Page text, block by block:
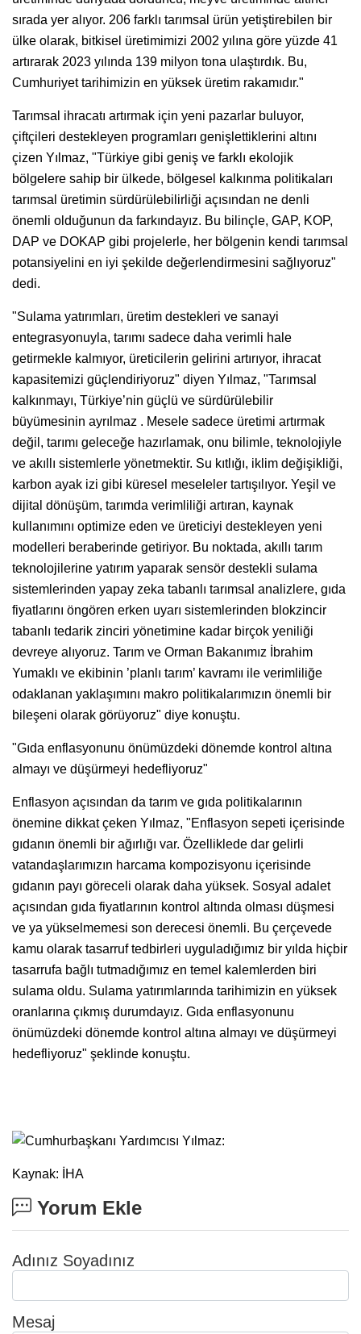
sırada yer alıyor. 206 farklı tarımsal ürün yetiştirebilen bir
ülke olarak, bitkisel üretimimizi 2002 yılına göre yüzde 41
artırarak 2023 yılında 139 milyon tona ulaştırdık. Bu,
Cumhuriyet tarihimizin en yüksek üretim rakamıdır."
Tarımsal ihracatı artırmak için yeni pazarlar buluyor,
çiftçileri destekleyen programları genişlettiklerini altını
çizen Yılmaz, "Türkiye gibi geniş ve farklı ekolojik
bölgelere sahip bir ülkede, bölgesel kalkınma politikaları
tarımsal üretimin sürdürülebilirliği açısından ne denli
önemli olduğunun da farkındayız. Bu bilinçle, GAP, KOP,
DAP ve DOKAP gibi projelerle, her bölgenin kendi tarımsal
potansiyelini en iyi şekilde değerlendirmesini sağlıyoruz"
dedi.
"Sulama yatırımları, üretim destekleri ve sanayi
entegrasyonuyla, tarımı sadece daha verimli hale
getirmekle kalmıyor, üreticilerin gelirini artırıyor, ihracat
kapasitemizi güçlendiriyoruz" diyen Yılmaz, "Tarımsal
kalkınmayı, Türkiye’nin güçlü ve sürdürülebilir
büyümesinin ayrılmaz . Mesele sadece üretimi artırmak
değil, tarımı geleceğe hazırlamak, onu bilimle, teknolojiyle
ve akıllı sistemlerle yönetmektir. Su kıtlığı, iklim değişikliği,
karbon ayak izi gibi küresel meseleler tartışılıyor. Yeşil ve
dijital dönüşüm, tarımda verimliliği artıran, kaynak
kullanımını optimize eden ve üreticiyi destekleyen yeni
modelleri beraberinde getiriyor. Bu noktada, akıllı tarım
teknolojilerine yatırım yaparak sensör destekli sulama
sistemlerinden yapay zeka tabanlı tarımsal analizlere, gıda
fiyatlarını öngören erken uyarı sistemlerinden blokzincir
tabanlı tedarik zinciri yönetimine kadar birçok yeniliği
devreye alıyoruz. Tarım ve Orman Bakanımız İbrahim
Yumaklı ve ekibinin ’planlı tarım’ kavramı ile verimliliğe
odaklanan yaklaşımını makro politikalarımızın önemli bir
bileşeni olarak görüyoruz" diye konuştu.
"Gıda enflasyonunu önümüzdeki dönemde kontrol altına
almayı ve düşürmeyi hedefliyoruz"
Enflasyon açısından da tarım ve gıda politikalarının
önemine dikkat çeken Yılmaz, "Enflasyon sepeti içerisinde
gıdanın önemli bir ağırlığı var. Özelliklede dar gelirli
vatandaşlarımızın harcama kompozisyonu içerisinde
gıdanın payı göreceli olarak daha yüksek. Sosyal adalet
açısından gıda fiyatlarının kontrol altında olması düşmesi
ve ya yükselmemesi son derecesi önemli. Bu çerçevede
kamu olarak tasarruf tedbirleri uyguladığımız bir yılda hiçbir
tasarrufa bağlı tutmadığımız en temel kalemlerden biri
sulama oldu. Sulama yatırımlarında tarihimizin en yüksek
oranlarına çıkmış durumdayız. Gıda enflasyonunu
önümüzdeki dönemde kontrol altına almayı ve düşürmeyi
hedefliyoruz" şeklinde konuştu.
Kaynak: İHA
Yorum Ekle
Adınız Soyadınız
Mesaj